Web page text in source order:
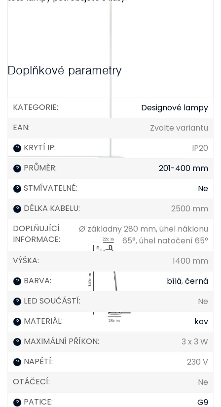
Doplňkové parametry
KATEGORIE:
Designové lampy
EAN: Zvolte variantu
? KRYTÍ IP: IP20
? PRŮMĚR: 201-400 mm
? STMÍVATELNÉ: Ne
? DÉLKA KABELU:
2500 mm
DOPLŇUJÍCÍ
INFORMACE:
Ø základny 280 mm, úhel náklonu
65°, úhel natočení 65°
VÝŠKA: 1400 mm
? BARVA: bílá,černá
? LED SOUČÁSTÍ: Ne
? MATERIÁL: kov
? MAXIMÁLNÍ PŘÍKON: 3 x 3 W
? NAPĚTÍ:
230 V
OTÁČECÍ: Ne
? PATICE: G9